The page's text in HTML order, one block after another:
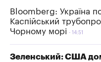
Bloomberg: Україна
Каспійський
Чорному морі
14:51
Зеленський: США